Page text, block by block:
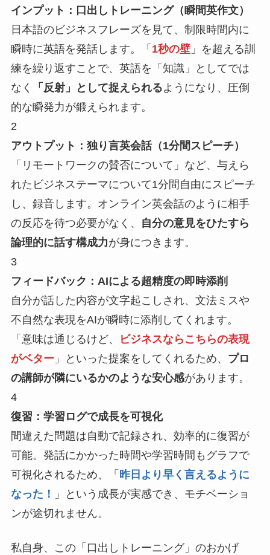
インプット：口出しトレーニング（瞬間英作文）
日本語のビジネスフレーズを見て、制限時間内に
瞬時に英語を発話します。「 1秒の壁」を超える訓
練を繰り返すことで、英語を「知識」としてでは
なく
「反射」として捉えられるようになり、圧倒
的な瞬発力が鍛えられます。
2
アウトプット：独り言英会話（1分間スピーチ）
「リモートワークの賛否について」など、与えら
れたビジネステーマについて1分間自由にスピーチ
し、録音します。オンライン英会話のように相手
の反応を待つ必要がなく、
自分の意見をひたすら
論理的に話す構成力が身につきます。
3
フィードバック：AIによる超精度の即時添削
自分が話した内容が文字起こしされ、文法ミスや
不自然な表現をAIが瞬時に添削してくれます。
「意味は通じるけど、
ビジネスならこちらの表現
がベター 」といった提案をしてくれるため、 プロ
の講師が隣にいるかのような安心感があります。
4
復習：学習ログで成長を可視化
間違えた問題は自動で記録され、効率的に復習が
可能。発話にかかった時間や学習時間もグラフで
可視化されるため、「 昨日より早く言えるように
なった！
」という成長が実感でき、モチベーショ
ンが途切れません。
私自身、この「口出しトレーニング」のおかげ